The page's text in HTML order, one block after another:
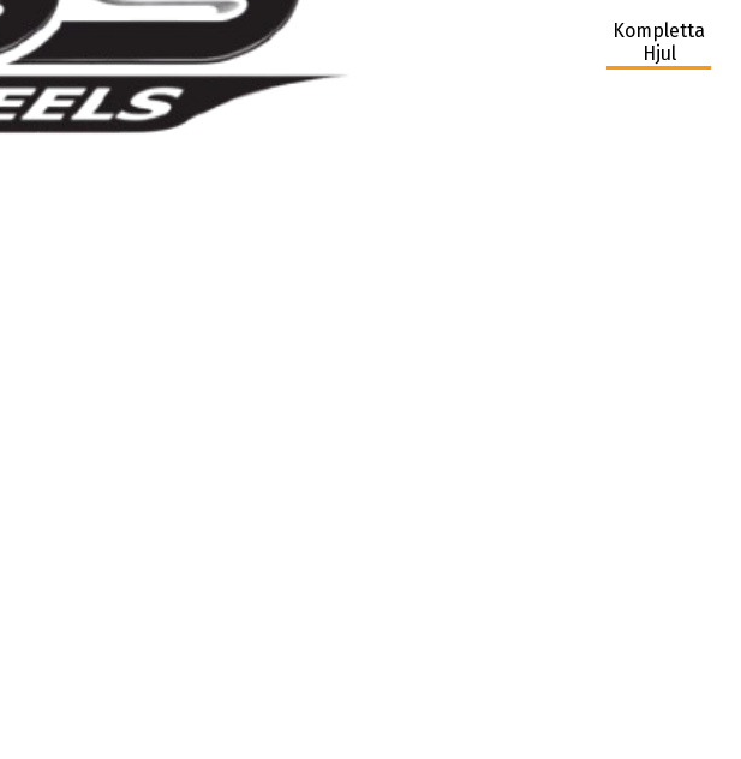
Kompletta
Hjul